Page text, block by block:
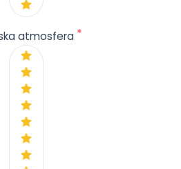
atmosfera *